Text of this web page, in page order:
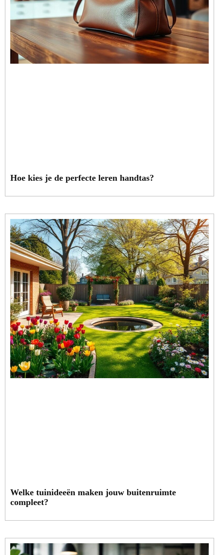
Hoe kies je de perfecte leren handtas?
Welke tuinideeën maken jouw buitenruimte
compleet?